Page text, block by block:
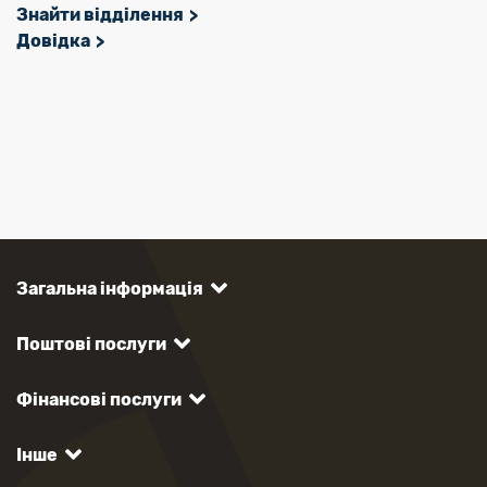
Знайти відділення
Довідка
Загальна інформація
Поштові послуги
Фінансові послуги
Інше